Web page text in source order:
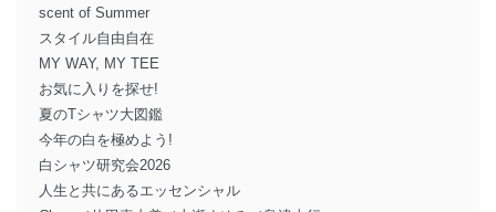
scent of Summer
スタイル自由自在
MY WAY, MY TEE
お気に入りを探せ!
夏のTシャツ大図鑑
今年の白を極めよう!
白シャツ研究会2026
人生と共にあるエッセンシャル